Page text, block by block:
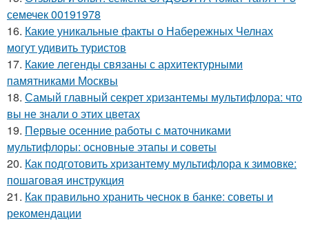
семечек 00191978
16. Какие уникальные факты о Набережных Челнах
могут удивить туристов
17. Какие легенды связаны с архитектурными
памятниками Москвы
18. Самый главный секрет хризантемы мультифлора: что
вы не знали о этих цветах
19. Первые осенние работы с маточниками
мультифлоры: основные этапы и советы
20. Как подготовить хризантему мультифлора к зимовке:
пошаговая инструкция
21. Как правильно хранить чеснок в банке: советы и
рекомендации